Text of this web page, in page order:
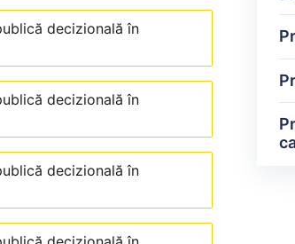
decizională în
decizională în
decizională în